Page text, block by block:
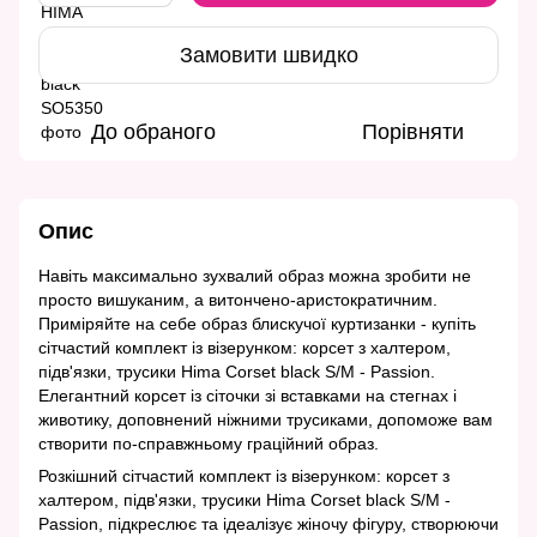
Замовити швидко
До обраного Порівняти
Опис
Навіть максимально зухвалий образ можна зробити не
просто вишуканим, а витончено-аристократичним.
Приміряйте на себе образ блискучої куртизанки - купіть
сітчастий комплект із візерунком: корсет з халтером,
підв'язки, трусики Hima Corset black S/M - Passion.
Елегантний корсет із сіточки зі вставками на стегнах і
животику, доповнений ніжними трусиками, допоможе вам
створити по-справжньому граційний образ.
Розкішний сітчастий комплект із візерунком: корсет з
халтером, підв'язки, трусики Hima Corset black S/M -
Passion, підкреслює та ідеалізує жіночу фігуру, створюючи